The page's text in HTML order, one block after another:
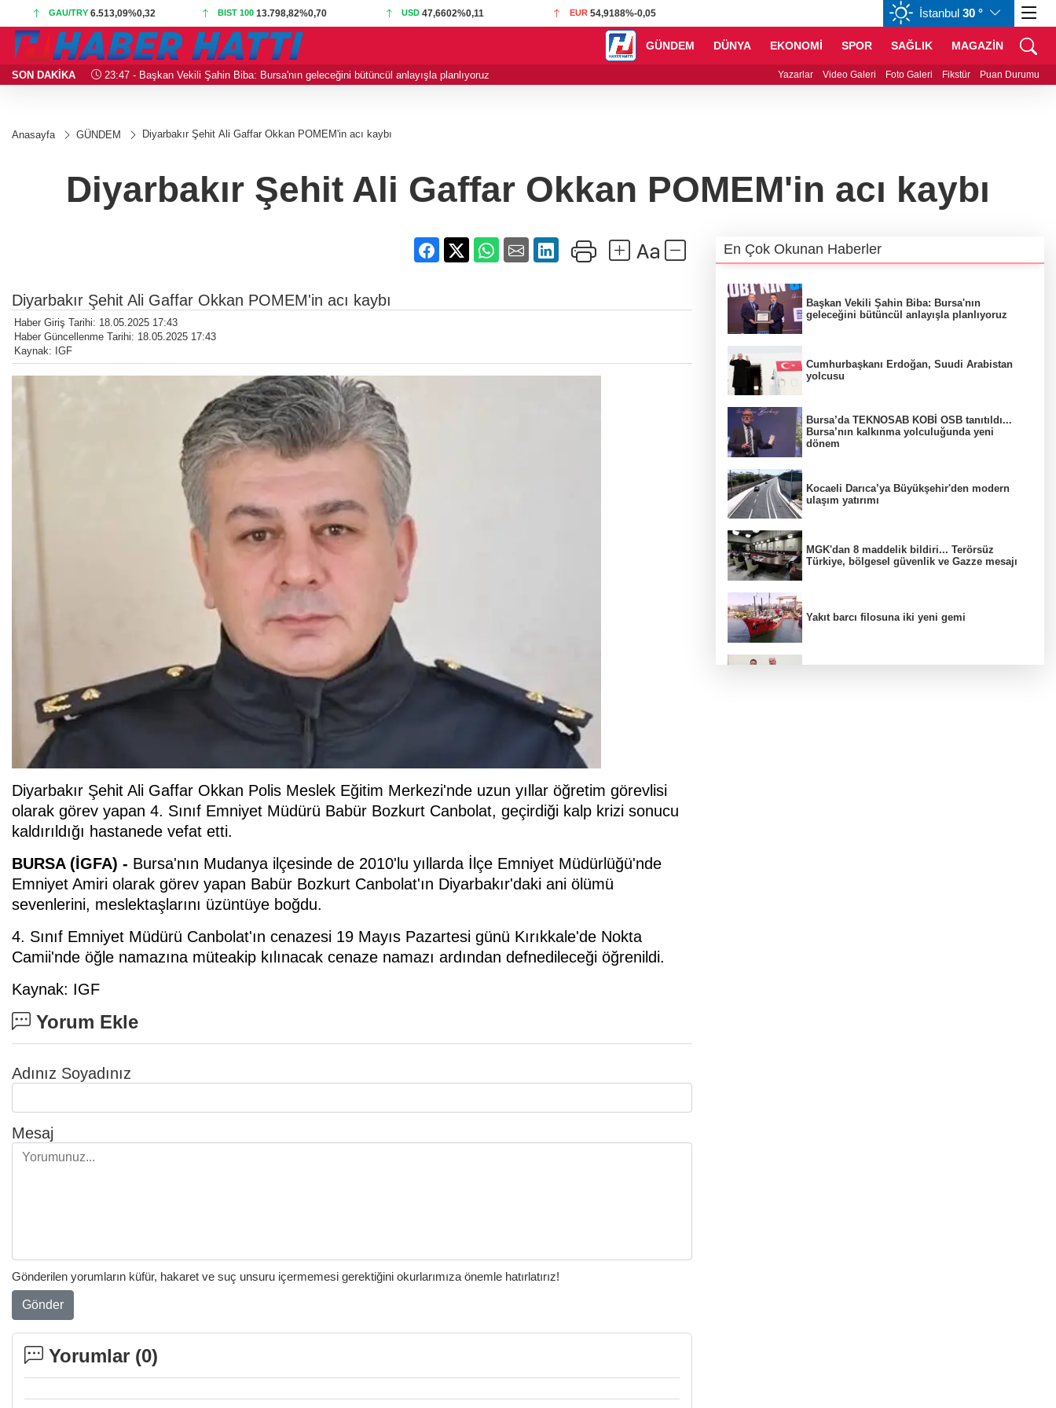
GAU/TRY 6.513,09%0,32 BIST 100 13.798,82%0,70 USD 47,6602%0,11 EUR 54,9188%-0,05 CHF 58,6585%0,18
İstanbul 30 °
GÜNDEM DÜNYA EKONOMİ SPOR SAĞLIK MAGAZİN
SON DAKİKA 23:47 - Başkan Vekili Şahin Biba: Bursa'nın geleceğini bütüncül anlayışla planlıyoruz 23:03 - Cumhurbaşkanı Erdoğan, Suudi Arabistan yolcusu
Yazarlar Video Galeri Foto Galeri Fikstür Puan Durumu
Anasayfa GÜNDEM Diyarbakır Şehit Ali Gaffar Okkan POMEM'in acı kaybı
Diyarbakır Şehit Ali Gaffar Okkan POMEM'in acı kaybı
Diyarbakır Şehit Ali Gaffar Okkan POMEM'in acı kaybı
Haber Giriş Tarihi: 18.05.2025 17:43
Haber Güncellenme Tarihi: 18.05.2025 17:43
Kaynak: IGF
Diyarbakır Şehit Ali Gaffar Okkan Polis Meslek Eğitim Merkezi'nde uzun yıllar öğretim görevlisi
olarak görev yapan 4. Sınıf Emniyet Müdürü Babür Bozkurt Canbolat, geçirdiği kalp krizi sonucu
kaldırıldığı hastanede vefat etti.
BURSA (İGFA) - Bursa'nın Mudanya ilçesinde de 2010'lu yıllarda İlçe Emniyet Müdürlüğü'nde
Emniyet Amiri olarak görev yapan Babür Bozkurt Canbolat'ın Diyarbakır'daki ani ölümü
sevenlerini, meslektaşlarını üzüntüye boğdu.
4. Sınıf Emniyet Müdürü Canbolat'ın cenazesi 19 Mayıs Pazartesi günü Kırıkkale'de Nokta
Camii'nde öğle namazına müteakip kılınacak cenaze namazı ardından defnedileceği öğrenildi.
Kaynak: IGF
Yorum Ekle
Adınız Soyadınız
Mesaj
Gönderilen yorumların küfür, hakaret ve suç unsuru içermemesi gerektiğini okurlarımıza önemle hatırlatırız!
Gönder
Yorumlar (0)
En Çok Okunan Haberler
Başkan Vekili Şahin Biba: Bursa'nın
geleceğini bütüncül anlayışla planlıyoruz
Cumhurbaşkanı Erdoğan, Suudi Arabistan
yolcusu
Bursa’da TEKNOSAB KOBİ OSB tanıtıldı...
Bursa’nın kalkınma yolculuğunda yeni
dönem
Kocaeli Darıca’ya Büyükşehir'den modern
ulaşım yatırımı
MGK'dan 8 maddelik bildiri... Terörsüz
Türkiye, bölgesel güvenlik ve Gazze mesajı
Yakıt barcı filosuna iki yeni gemi